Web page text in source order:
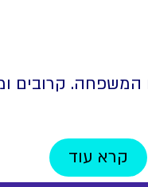
קרובים
קרא עוד